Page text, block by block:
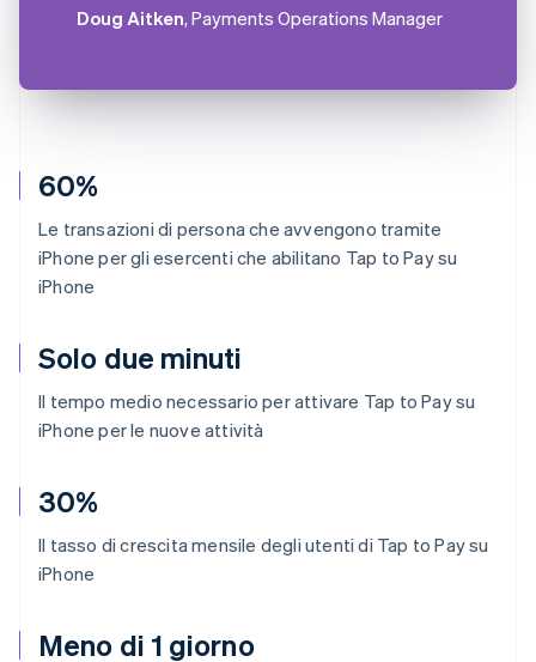
60%
Le transazioni di persona che avvengono tramite
iPhone per gli esercenti che abilitano Tap to Pay su
iPhone
Solo due minuti
Il tempo medio necessario per attivare Tap to Pay su
iPhone per le nuove attività
30%
Il tasso di crescita mensile degli utenti di Tap to Pay su
iPhone
Meno di 1 giorno
Doug Aitken, Payments Operations Manager